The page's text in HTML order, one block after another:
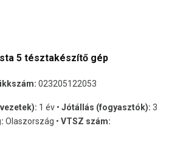
5 tésztakészítő gép
023205122053
1 év • Jótállás (fogyasztók): 3
Olaszország • VTSZ szám: